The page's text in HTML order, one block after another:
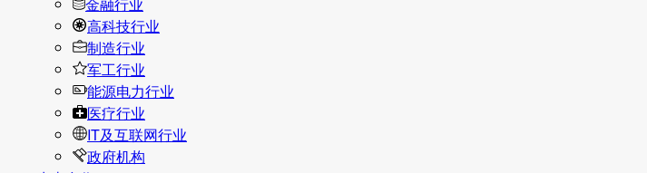
高科技行业
制造行业
军工行业
能源电力行业
医疗行业
IT及互联网行业
政府机构